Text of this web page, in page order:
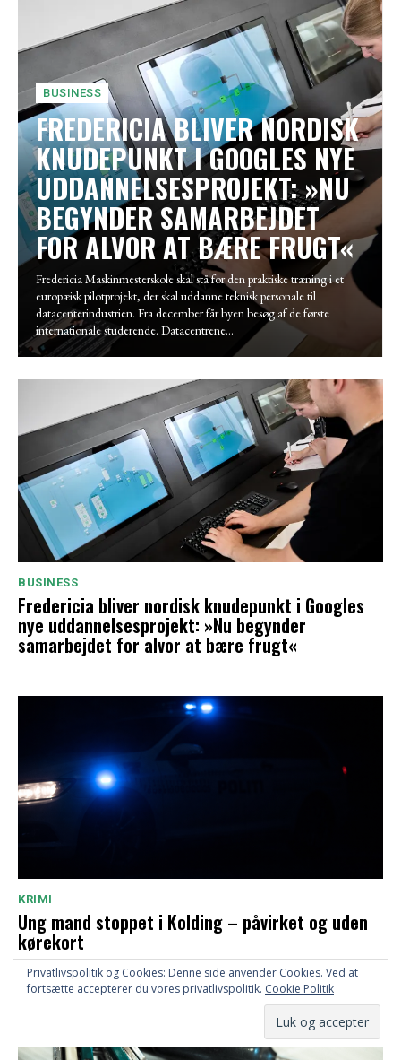
BUSINESS
FREDERICIA BLIVER NORDISK
KNUDEPUNKT I GOOGLES NYE
UDDANNELSESPROJEKT: »NU
BEGYNDER SAMARBEJDET
FOR ALVOR AT BÆRE FRUGT«
Fredericia Maskinmesterskole skal stå for den praktiske træning i et
europæisk pilotprojekt, der skal uddanne teknisk personale til
datacenterindustrien. Fra december får byen besøg af de første
internationale studerende. Datacentrene...
BUSINESS
Fredericia bliver nordisk knudepunkt i Googles
nye uddannelsesprojekt: »Nu begynder
samarbejdet for alvor at bære frugt«
KRIMI
Ung mand stoppet i Kolding – påvirket og uden
kørekort
Privatlivspolitik og Cookies: Denne side anvender Cookies. Ved at
fortsætte accepterer du vores privatlivspolitik. Cookie Politik